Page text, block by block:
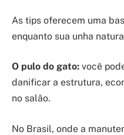
As tips oferecem uma
enquanto sua unha
O pulo do gato: você
danificar a estrutura,
no salão.
No Brasil, onde a